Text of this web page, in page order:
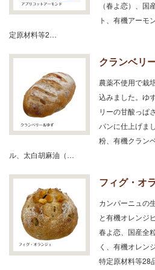
（春よ恋）、国
ト、有機アーモ
定原材料等2…
クランベリ
農薬不使用で栽
込みました。ゆ
リーの甘酸っぱ
パンに仕上げま
粉、有機クラン
ル、太白胡麻油（…
フィグ・オ
カンパーニュの
と有機オレンジ
春よ恋、国産全
く、有機オレン
特定原材料等